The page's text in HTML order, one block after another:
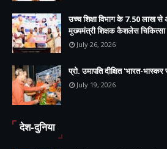
उच्च शिक्षा विभाग के 7.50 लाख से
मुख्यमंत्री शिक्षक कैशलेस
July 26, 2026
प्रो. उमापति दीक्षित 'भारत-
July 19, 2026
देश-दुनिया